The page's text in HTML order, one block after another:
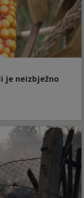
je neizbježno